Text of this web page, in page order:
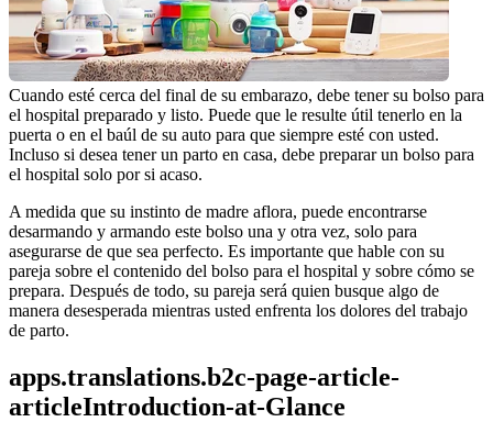
Cuando esté cerca del final de su embarazo, debe tener su bolso para
el hospital preparado y listo. Puede que le resulte útil tenerlo en la
puerta o en el baúl de su auto para que siempre esté con usted.
Incluso si desea tener un parto en casa, debe preparar un bolso para
el hospital solo por si acaso.
A medida que su instinto de madre aflora, puede encontrarse
desarmando y armando este bolso una y otra vez, solo para
asegurarse de que sea perfecto. Es importante que hable con su
pareja sobre el contenido del bolso para el hospital y sobre cómo se
prepara. Después de todo, su pareja será quien busque algo de
manera desesperada mientras usted enfrenta los dolores del trabajo
de parto.
apps.translations.b2c-page-article-
articleIntroduction-at-Glance